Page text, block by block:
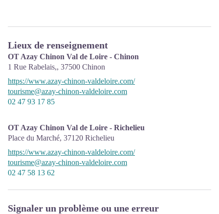
Lieux de renseignement
OT Azay Chinon Val de Loire - Chinon
1 Rue Rabelais,, 37500 Chinon
https://www.azay-chinon-valdeloire.com/
tourisme@azay-chinon-valdeloire.com
02 47 93 17 85
OT Azay Chinon Val de Loire - Richelieu
Place du Marché, 37120 Richelieu
https://www.azay-chinon-valdeloire.com/
tourisme@azay-chinon-valdeloire.com
02 47 58 13 62
Signaler un problème ou une erreur